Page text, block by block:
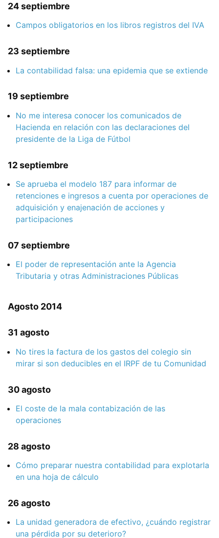
24 septiembre
Campos obligatorios en los libros registros del IVA
23 septiembre
La contabilidad falsa: una epidemia que se extiende
19 septiembre
No me interesa conocer los comunicados de
Hacienda en relación con las declaraciones del
presidente de la Liga de Fútbol
12 septiembre
Se aprueba el modelo 187 para informar de
retenciones e ingresos a cuenta por operaciones de
adquisición y enajenación de acciones y
participaciones
07 septiembre
El poder de representación ante la Agencia
Tributaria y otras Administraciones Públicas
Agosto 2014
31 agosto
No tires la factura de los gastos del colegio sin
mirar si son deducibles en el IRPF de tu Comunidad
30 agosto
El coste de la mala contabización de las
operaciones
28 agosto
Cómo preparar nuestra contabilidad para explotarla
en una hoja de cálculo
26 agosto
La unidad generadora de efectivo, ¿cuándo registrar
una pérdida por su deterioro?